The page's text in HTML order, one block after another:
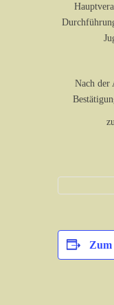
Nach der
Zum